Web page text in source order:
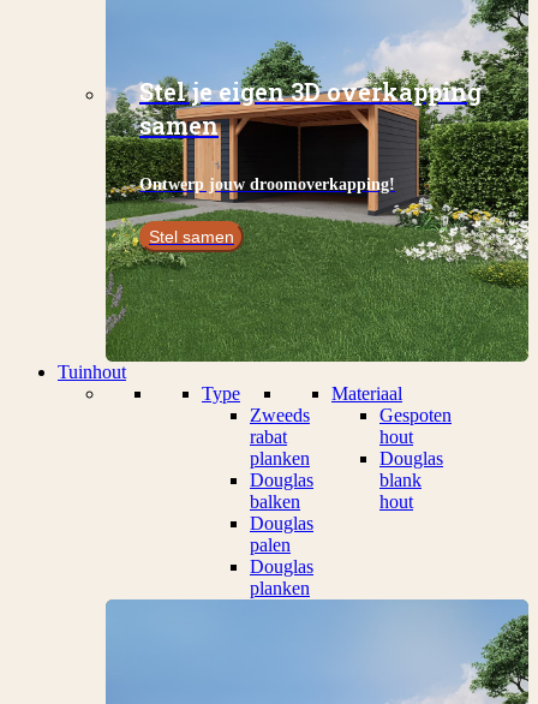
Stel je eigen 3D overkapping
samen
Ontwerp jouw droomoverkapping!
Stel samen
Tuinhout
Type
Zweeds
rabat
planken
Douglas
balken
Douglas
palen
Douglas
planken
Materiaal
Gespoten
hout
Douglas
blank
hout